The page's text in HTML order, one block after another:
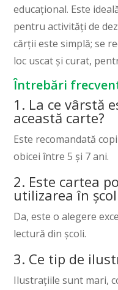
educațional. Este
pentru activități de
cărții este simplă; se
loc uscat și curat,
Întrebări
1. La ce vârstă
această carte?
Este recomandată
obicei între 5 și 7 ani.
2. Este cartea
utilizarea în
Da, este o alegere
lectură din școli.
3. Ce tip de
Ilustrațiile sunt mari,